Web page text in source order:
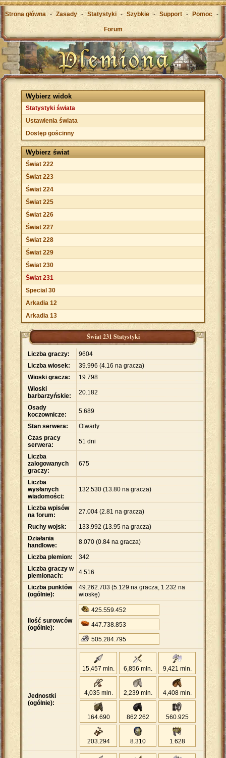
Strona główna - Zasady - Statystyki - Szybkie - Support - Pomoc -
Forum
Wybierz widok
Statystyki świata
Ustawienia świata
Dostęp gościnny
Wybierz świat
Świat 222
Świat 223
Świat 224
Świat 225
Świat 226
Świat 227
Świat 228
Świat 229
Świat 230
Świat 231
Special 30
Arkadia 12
Arkadia 13
Świat 231 Statystyki
Liczba graczy:
9604
Liczba wiosek:
39.996 (4.16 na gracza)
Wioski gracza:
19.798
Wioski
barbarzyńskie:
20.182
Osady
koczownicze:
5.689
Stan serwera:
Otwarty
Czas pracy
serwera:
51 dni
Liczba
zalogowanych
graczy:
675
Liczba
wysłanych
wiadomości:
132.530 (13.80 na gracza)
Liczba wpisów
na forum:
27.004 (2.81 na gracza)
Ruchy wojsk: 133.992 (13.95 na gracza)
Działania
handlowe:
8.070 (0.84 na gracza)
Liczba plemion:
342
Liczba graczy w
plemionach:
4.516
Liczba punktów
(ogólnie):
49.262.703 (5.129 na gracza, 1.232 na
wioskę)
Ilość surowców
(ogólnie):
425.559.452
447.738.853
505.284.795
Jednostki
(ogólnie):
15,457 mln. 6,856 mln. 9,421 mln.
4,035 mln. 2,239 mln. 4,408 mln.
164.690 862.262 560.925
203.294 8.310 1.628